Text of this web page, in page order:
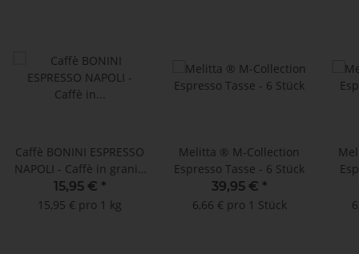
Caffè BONINI ESPRESSO
NAPOLI - Caffè in grani /
Kaffeebohnen - 1000 g
15,95 € *
15,95 € pro 1 kg
Melitta ® M-Collection
Espresso Tasse - 6 Stück
39,95 € *
6,66 € pro 1 Stück